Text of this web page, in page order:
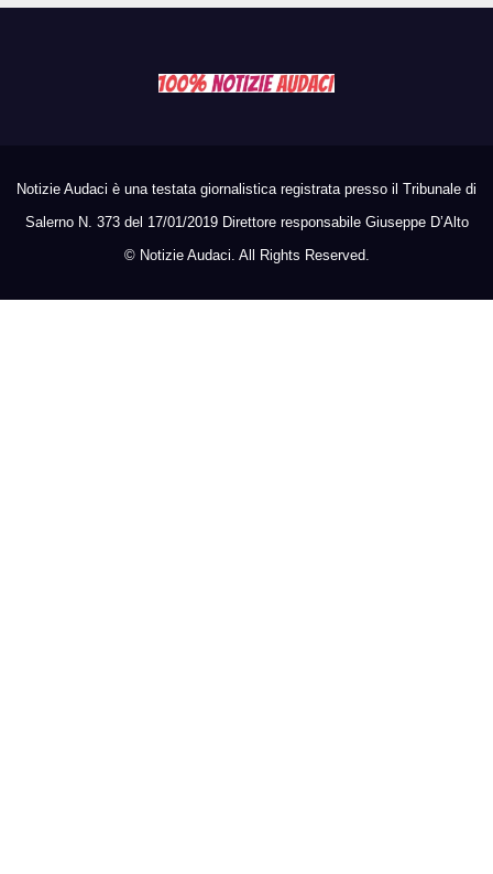
Notizie Audaci è una testata giornalistica registrata presso il Tribunale di
Salerno N. 373 del 17/01/2019 Direttore responsabile Giuseppe D’Alto
© Notizie Audaci. All Rights Reserved.